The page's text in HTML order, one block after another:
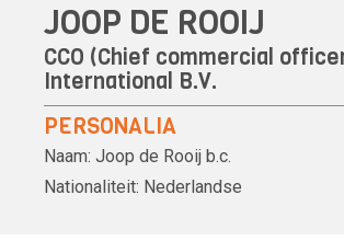
JOOP DE ROOIJ
CCO (Chief commercial
International B.V.
PERSONALIA
Naam: Joop de Rooij b.c.
Nationaliteit: Nederlandse